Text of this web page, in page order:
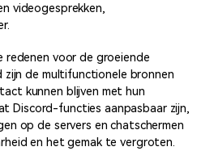
videogesprekken,
redenen voor de groeiende
de multifunctionele bronnen
kunnen blijven met hun
Discord-functies aanpasbaar zijn,
op de servers en chatschermen
en het gemak te vergroten.